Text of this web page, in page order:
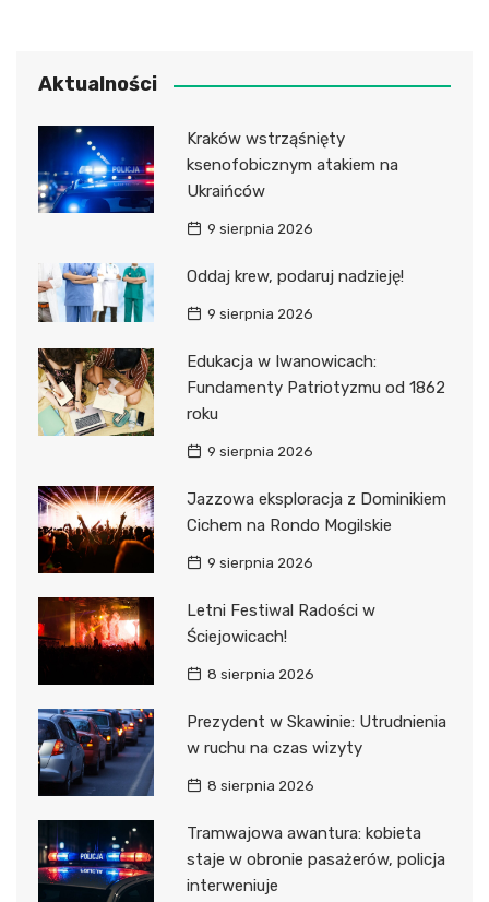
Aktualności
Kraków wstrząśnięty
ksenofobicznym atakiem na
Ukraińców
9 sierpnia 2026
Oddaj krew, podaruj nadzieję!
9 sierpnia 2026
Edukacja w Iwanowicach:
Fundamenty Patriotyzmu od 1862
roku
9 sierpnia 2026
Jazzowa eksploracja z Dominikiem
Cichem na Rondo Mogilskie
9 sierpnia 2026
Letni Festiwal Radości w
Ściejowicach!
8 sierpnia 2026
Prezydent w Skawinie: Utrudnienia
w ruchu na czas wizyty
8 sierpnia 2026
Tramwajowa awantura: kobieta
staje w obronie pasażerów, policja
interweniuje